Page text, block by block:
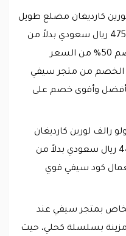
لورين كارديغان مضلع طويل
هيذر فحمي بسعر مميز فقط 475 ريال سعودي بدلاً من
950 ريال سعودي، حيث تم خصم 50% من السعر
الخصم من متجر سيفي
بأفضل وأقوى خصم على
بولو رالف لورين كارديغان
سادة تالو كريم هيذر بسعر 447 ريال سعودي بدلاً من
كود سيفي قوي
بمتجر سيفي عند
مزينة بسلسلة كحلي، حيث